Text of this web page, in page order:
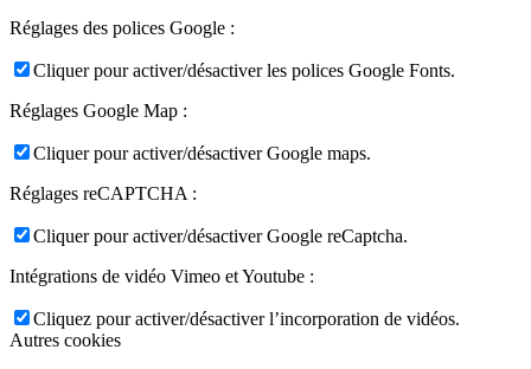
Réglages des polices Google :
Cliquer pour activer/désactiver les polices Google Fonts.
Réglages Google Map :
Cliquer pour activer/désactiver Google maps.
Réglages reCAPTCHA :
Cliquer pour activer/désactiver Google reCaptcha.
Intégrations de vidéo Vimeo et Youtube :
Cliquez pour activer/désactiver l’incorporation de vidéos.
Autres cookies